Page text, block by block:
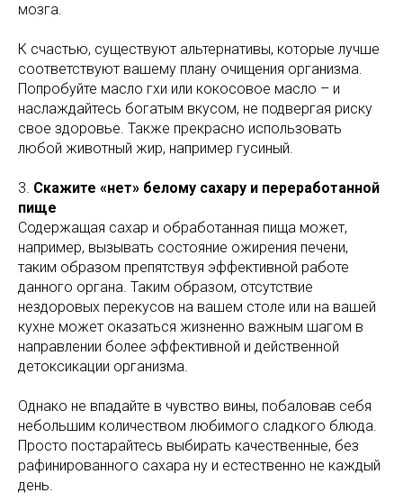
мозга.
К счастью, существуют альтернативы, которые лучше
соответствуют вашему плану очищения организма.
Попробуйте масло гхи или кокосовое масло – и
наслаждайтесь богатым вкусом, не подвергая риску
свое здоровье. Также прекрасно использовать
любой животный жир, например гусиный.
3. Скажите «нет» белому сахару и переработанной
пище
Содержащая сахар и обработанная пища может,
например, вызывать состояние ожирения печени,
таким образом препятствуя эффективной работе
данного органа. Таким образом, отсутствие
нездоровых перекусов на вашем столе или на вашей
кухне может оказаться жизненно важным шагом в
направлении более эффективной и действенной
детоксикации организма.
Однако не впадайте в чувство вины, побаловав себя
небольшим количеством любимого сладкого блюда.
Просто постарайтесь выбирать качественные, без
рафинированного сахара ну и естественно не каждый
день.